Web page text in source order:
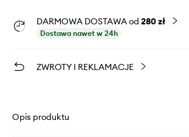
DARMOWA DOSTAWA od 280 zł
Dostawa nawet w 24h
ZWROTY I REKLAMACJE
Opis produktu